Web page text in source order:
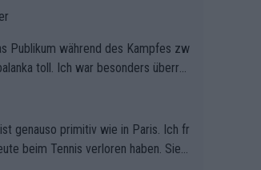
Publikum während des Kampfes zw
toll. Ich war besonders überras
genauso primitiv wie in Paris. Ich fr
beim Tennis verloren haben. Sie s